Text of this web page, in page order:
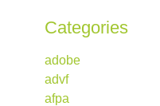
Categories
adobe
advf
afpa